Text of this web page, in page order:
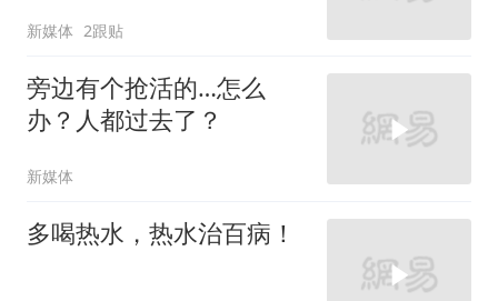
新媒体 2跟贴
旁边有个抢活的…怎么
办？人都过去了？
新媒体
多喝热水，热水治百病！